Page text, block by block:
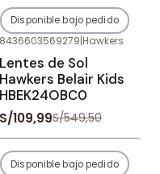
-80%OFF
Agotado
Disponible bajo pedido
8436603569279|Hawkers
Lentes de Sol
Hawkers Belair Kids
HBEK24OBC0
S/109,99S/549,50
-80%OFF
Disponible bajo pedido